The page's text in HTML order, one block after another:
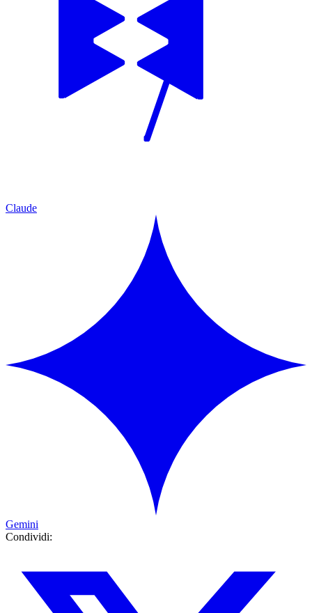
Claude
Gemini
Condividi: